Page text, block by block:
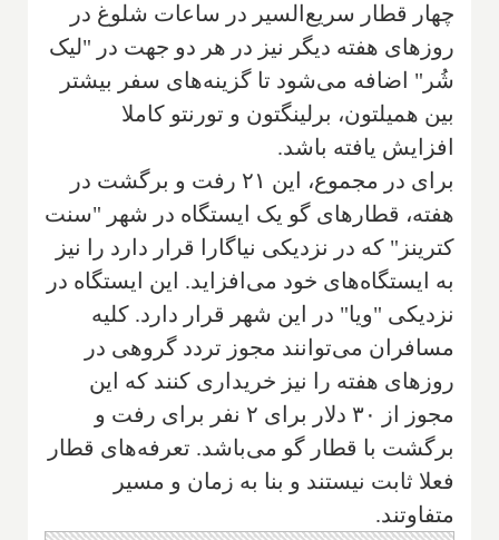
چهار قطار سریع‌السیر در ساعات شلوغ در
روزهای هفته دیگر نیز در هر دو جهت در "لیک
شُر" اضافه می‌شود تا گزینه‌های سفر بیشتر
بین همیلتون، برلینگتون و تورنتو کاملا
افزایش یافته باشد.
برای در مجموع، این ۲۱ رفت و برگشت در
هفته، قطارهای گو یک ایستگاه در شهر "سنت
کترینز" که در نزدیکی نیاگارا قرار دارد را نیز
به ایستگاه‌های خود می‌افزاید. این ایستگاه در
نزدیکی "ویا" در این شهر قرار دارد. کلیه
مسافران می‌توانند مجوز تردد گروهی در
روزهای هفته را نیز خریداری کنند که این
مجوز از ۳۰ دلار برای ۲ نفر برای رفت و
برگشت با قطار گو می‌باشد. تعرفه‌های قطار
فعلا ثابت نیستند و بنا به زمان و مسیر
متفاوتند.